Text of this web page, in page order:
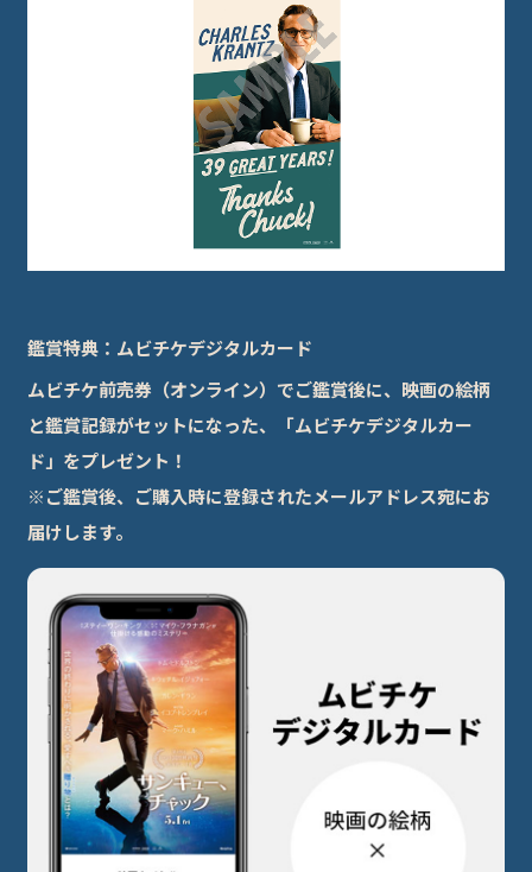
鑑賞特典：ムビチケデジタルカード
ムビチケ前売券（オンライン）でご鑑賞後に、映画の絵柄
と鑑賞記録がセットになった、「ムビチケデジタルカー
ド」をプレゼント！
※ご鑑賞後、ご購入時に登録されたメールアドレス宛にお
届けします。